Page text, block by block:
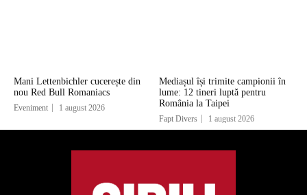
Mani Lettenbichler cucerește din
nou Red Bull Romaniacs
Eveniment 1 august 2026
Mediașul își trimite campionii în
lume: 12 tineri luptă pentru
România la Taipei
Fapt Divers 1 august 2026